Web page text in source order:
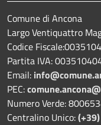
Comune di Ancona
Largo Ventiquattro
Codice
Partita IVA:
Email:
PEC:
Numero Verde:
Centralino Unico: